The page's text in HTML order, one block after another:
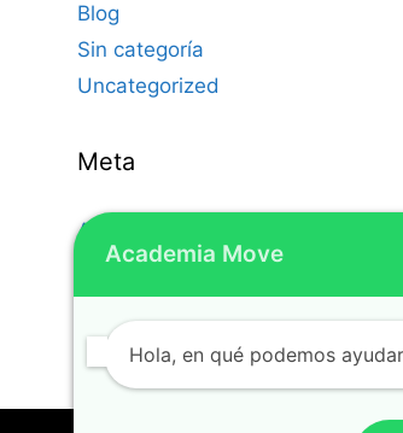
Blog
Sin categoría
Uncategorized
Meta
Acceder
Feed de entradas
Feed de comentarios
WordPress.org
Academia Move
Hola, en qué podemos